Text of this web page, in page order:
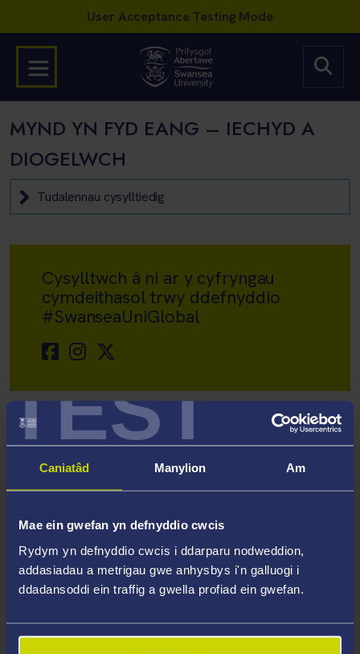
TEST
Caniatâd Manylion Am
Mae ein gwefan yn defnyddio cwcis
Rydym yn defnyddio cwcis i ddarparu nodweddion,
addasiadau a metrigau gwe anhysbys i'n galluogi i
ddadansoddi ein traffig a gwella profiad ein gwefan.
MYND YN FYD EANG – IECHYD A
DIOGELWCH
Tudalennau cysylltiedig
Cysylltwch â ni ar y cyfryngau
cymdeithasol trwy ddefnyddio
#SwanseaUniGlobal